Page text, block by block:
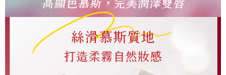
由本公司與您本人進行分期帳單所需資料之確認、核對及更正。
3.完整用戶服務條款，請詳閱以下連結：
客戶支援中心」https://netprotections.freshdesk.com/support/home
１．透過由恩沛科技股份有限公司提供之「AFTEE先享後付」服務完成之交
易，需依本服務之必要範圍內提供個人資料，並將交易相關給付款項請求債
權轉讓予恩沛科技股份有限公司。
２．關於個人資料處理事宜，請瀏覽以下網址：
付款後全家取貨
每筆NT$90，滿NT$1,000(含以上)免運費
全家已付單組免運